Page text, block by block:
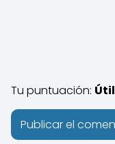
Tu puntuación: Útil